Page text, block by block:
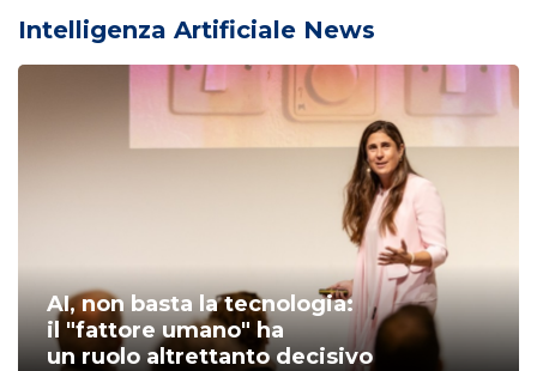
Intelligenza Artificiale News
AI, non basta la tecnologia:
il "fattore umano" ha
un ruolo altrettanto decisivo